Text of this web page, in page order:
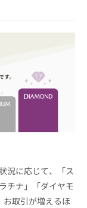
況に応じて、「ス
チナ」「ダイヤモ
取引が増えるほ